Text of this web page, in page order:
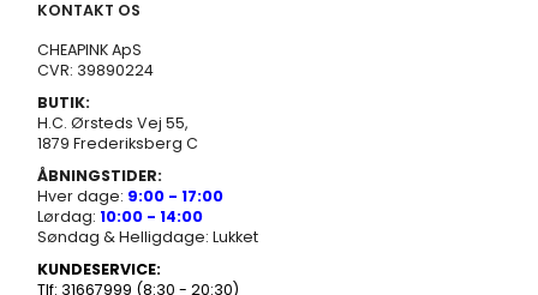
KONTAKT OS
CHEAPINK ApS
CVR: 39890224
BUTIK:
H.C. Ørsteds Vej 55,
1879 Frederiksberg C
ÅBNINGSTIDER:
Hver dage: 9:00 - 17:00
Lørdag: 10:00 - 14:00
Søndag & Helligdage: Lukket
KUNDESERVICE:
Tlf: 31667999 (8:30 - 20:30)